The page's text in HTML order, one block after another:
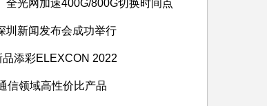
光网加速400G/800G切换时间点
圳新闻发布会成功举行
添彩ELEXCON 2022
信领域高性价比产品